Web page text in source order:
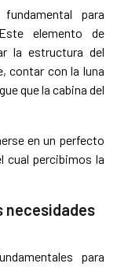
para
elemento de
la estructura del
contar con la luna
que la cabina del
en un perfecto
cual percibimos la
necesidades
para